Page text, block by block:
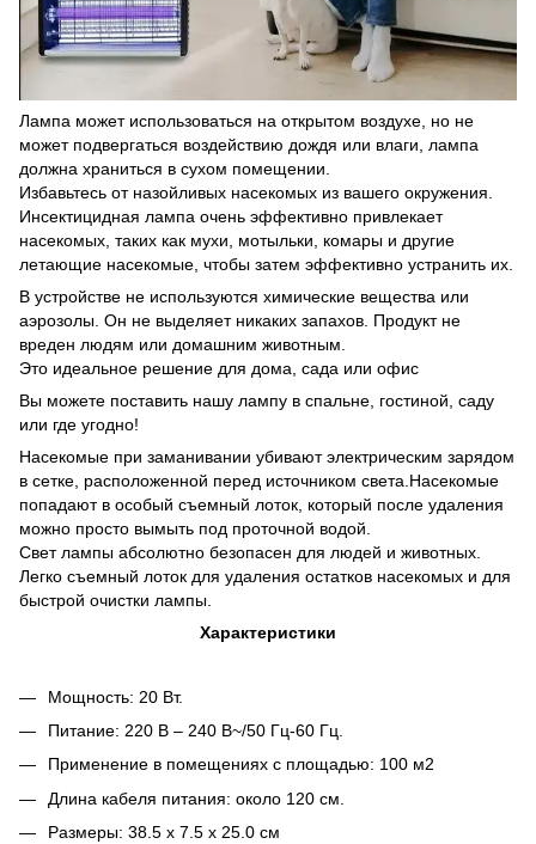
Лампа может использоваться на открытом воздухе, но не
может подвергаться воздействию дождя или влаги, лампа
должна храниться в сухом помещении.
Избавьтесь от назойливых насекомых из вашего окружения.
Инсектицидная лампа очень эффективно привлекает
насекомых, таких как мухи, мотыльки, комары и другие
летающие насекомые, чтобы затем эффективно устранить их.
В устройстве не используются химические вещества или
аэрозолы. Он не выделяет никаких запахов. Продукт не
вреден людям или домашним животным.
Это идеальное решение для дома, сада или офис
Вы можете поставить нашу лампу в спальне, гостиной, саду
или где угодно!
Насекомые при заманивании убивают электрическим зарядом
в сетке, расположенной перед источником света.Насекомые
попадают в особый съемный лоток, который после удаления
можно просто вымыть под проточной водой.
Свет лампы абсолютно безопасен для людей и животных.
Легко съемный лоток для удаления остатков насекомых и для
быстрой очистки лампы.
Характеристики
Мощность: 20 Вт.
Питание: 220 В – 240 В~/50 Гц-60 Гц.
Применение в помещениях с площадью: 100 м2
Длина кабеля питания: около 120 см.
Размеры: 38.5 x 7.5 x 25.0 см